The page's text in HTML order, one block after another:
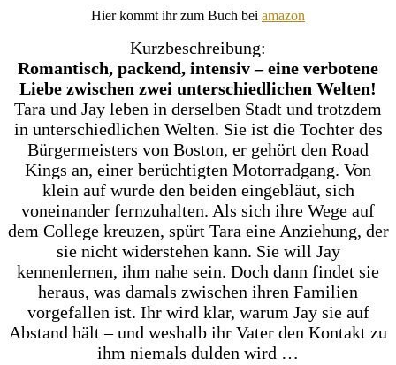
Hier kommt ihr zum Buch bei amazon
Kurzbeschreibung:
Romantisch, packend, intensiv – eine verbotene
Liebe zwischen zwei unterschiedlichen Welten!
Tara und Jay leben in derselben Stadt und trotzdem
in unterschiedlichen Welten. Sie ist die Tochter des
Bürgermeisters von Boston, er gehört den Road
Kings an, einer berüchtigten Motorradgang. Von
klein auf wurde den beiden eingebläut, sich
voneinander fernzuhalten. Als sich ihre Wege auf
dem College kreuzen, spürt Tara eine Anziehung, der
sie nicht widerstehen kann. Sie will Jay
kennenlernen, ihm nahe sein. Doch dann findet sie
heraus, was damals zwischen ihren Familien
vorgefallen ist. Ihr wird klar, warum Jay sie auf
Abstand hält – und weshalb ihr Vater den Kontakt zu
ihm niemals dulden wird …